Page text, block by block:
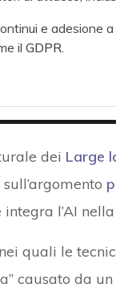
e adesione a
il GDPR.
dei Large
l’AI
quali le
causato da